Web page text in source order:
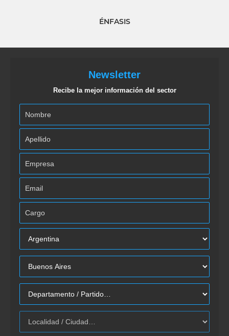
ÉNFASIS
Newsletter
Recibe la mejor información del sector